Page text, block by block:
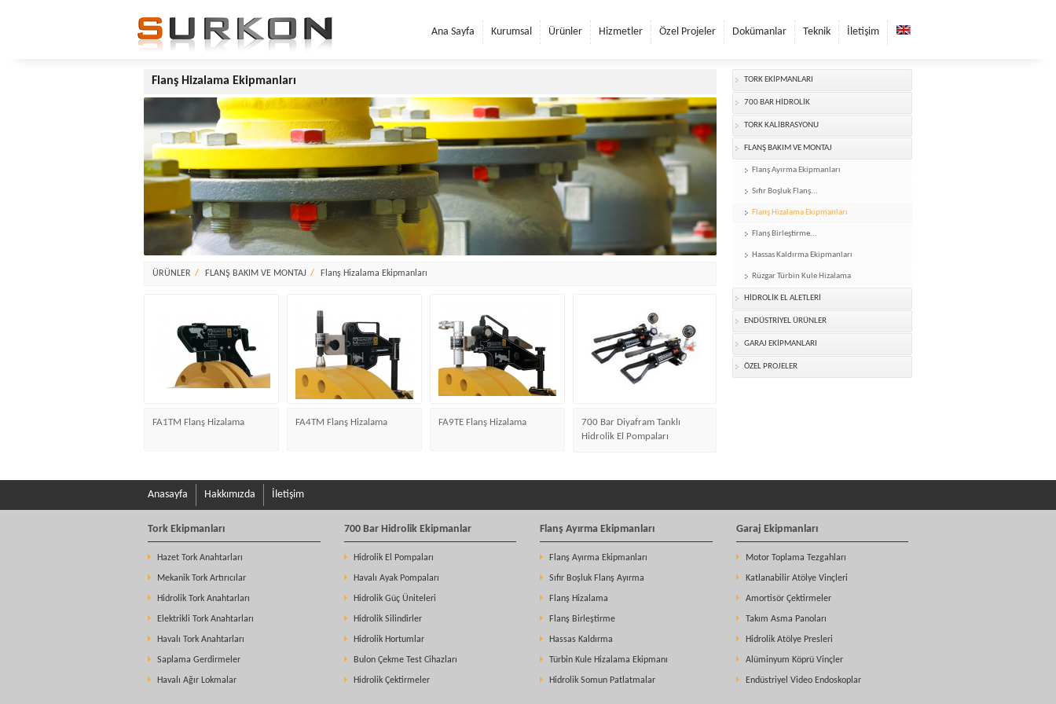
Ana Sayfa Kurumsal Ürünler Hizmetler Özel Projeler Dokümanlar Teknik İletişim
Flanş Hizalama Ekipmanları
ÜRÜNLER FLANŞ BAKIM VE MONTAJ Flanş Hizalama Ekipmanları
FA1TM Flanş Hizalama FA4TM Flanş Hizalama FA9TE Flanş Hizalama
700 Bar Diyafram Tanklı
Hidrolik El Pompaları
TORK EKİPMANLARI
700 BAR HİDROLİK
TORK KALİBRASYONU
FLANŞ BAKIM VE MONTAJ
Flanş Ayırma Ekipmanları
Sıfır Boşluk Flanş...
Flanş Hizalama Ekipmanları
Flanş Birleştirme...
Hassas Kaldırma Ekipmanları
Rüzgar Türbin Kule Hizalama
HİDROLİK EL ALETLERİ
ENDÜSTRİYEL ÜRÜNLER
GARAJ EKİPMANLARI
ÖZEL PROJELER
Anasayfa Hakkımızda İletişim
Tork Ekipmanları
Hazet Tork Anahtarları
Mekanik Tork Artırıcılar
Hidrolik Tork Anahtarları
Elektrikli Tork Anahtarları
Havalı Tork Anahtarları
Saplama Gerdirmeler
Havalı Ağır Lokmalar
700 Bar Hidrolik Ekipmanlar
Hidrolik El Pompaları
Havalı Ayak Pompaları
Hidrolik Güç Üniteleri
Hidrolik Silindirler
Hidrolik Hortumlar
Bulon Çekme Test Cihazları
Hidrolik Çektirmeler
Flanş Ayırma Ekipmanları
Flanş Ayırma Ekipmanları
Sıfır Boşluk Flanş Ayırma
Flanş Hizalama
Flanş Birleştirme
Hassas Kaldırma
Türbin Kule Hizalama Ekipmanı
Hidrolik Somun Patlatmalar
Garaj Ekipmanları
Motor Toplama Tezgahları
Katlanabilir Atölye Vinçleri
Amortisör Çektirmeler
Takım Asma Panoları
Hidrolik Atölye Presleri
Alüminyum Köprü Vinçler
Endüstriyel Video Endoskoplar